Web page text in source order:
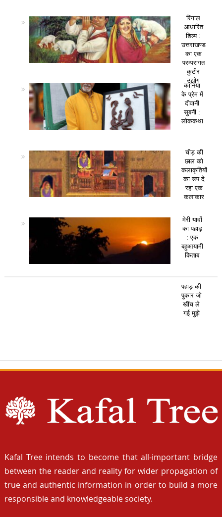
रिंगाल
आधारित
शिल्प :
उत्तराखण्ड
का एक
परम्परागत
कुटीर
उद्योग
कानिया
के प्रेम में
दीवानी
सुबनी :
लोककथा
चीड़ की
छाल को
कलाकृतियों
का रूप दे
रहा एक
कलाकार
मेरी यादों
का पहाड़
: एक
बहुआयामी
किताब
पहाड़ की
पुकार जो
खींच ले
गई मुझे
Kafal Tree intends to become that all-important bridge
between the reader and reality for wider propagation of
true and authentic information in order to build a more
responsible and knowledgeable society.